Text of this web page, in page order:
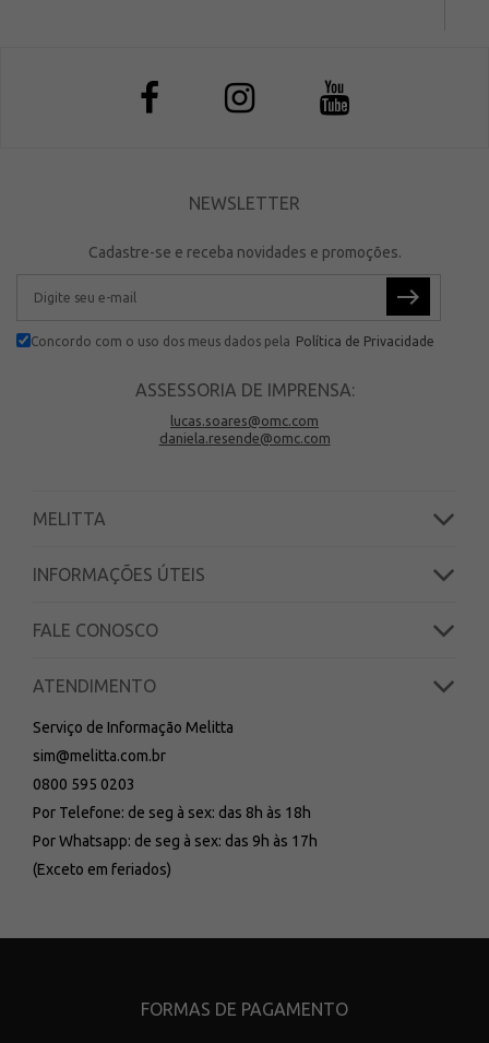
NEWSLETTER
Cadastre-se e receba novidades e promoções.
Concordo com o uso dos meus dados pela Política de Privacidade
ASSESSORIA DE IMPRENSA:
lucas.soares@omc.com
daniela.resende@omc.com
MELITTA
INFORMAÇÕES ÚTEIS
FALE CONOSCO
ATENDIMENTO
Serviço de Informação Melitta
sim@melitta.com.br
0800 595 0203
Por Telefone: de seg à sex: das 8h às 18h
Por Whatsapp: de seg à sex: das 9h às 17h
(Exceto em feriados)
FORMAS DE PAGAMENTO